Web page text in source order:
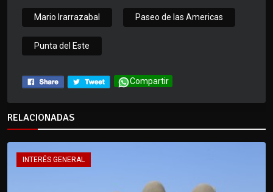
Mario Irarrazabal Paseo de las Americas
Punta del Este
Compartir
RELACIONADAS
INTERÉS GENERAL